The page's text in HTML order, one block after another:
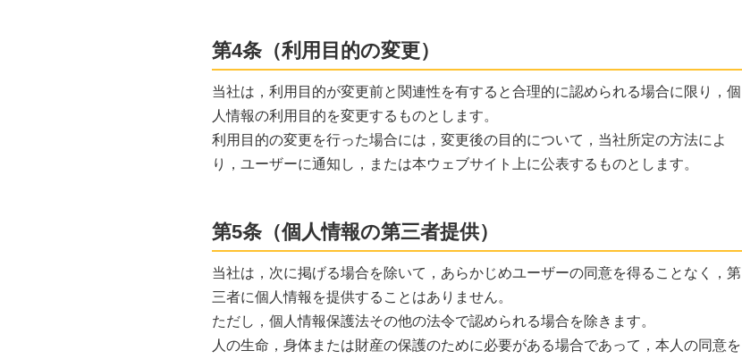
第4条（利用目的の変更）
当社は，利用目的が変更前と関連性を有すると合理的に認められる場合に限り，個
人情報の利用目的を変更するものとします。
利用目的の変更を行った場合には，変更後の目的について，当社所定の方法によ
り，ユーザーに通知し，または本ウェブサイト上に公表するものとします。
第5条（個人情報の第三者提供）
当社は，次に掲げる場合を除いて，あらかじめユーザーの同意を得ることなく，第
三者に個人情報を提供することはありません。
ただし，個人情報保護法その他の法令で認められる場合を除きます。
人の生命，身体または財産の保護のために必要がある場合であって，本人の同意を